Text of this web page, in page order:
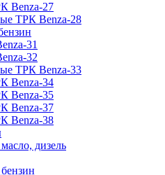
Benza-27
ТРК Benza-28
31
32
ТРК Benza-33
Benza-34
Benza-35
Benza-37
Benza-38
дизель